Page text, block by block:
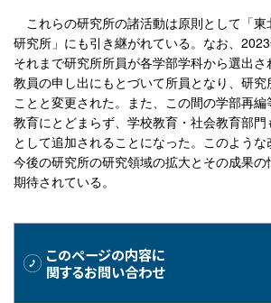
これらの研究所の諸活動は原則として「
研究所」にも引き継がれている。なお、
それまで研究所所員が各学部学科から選出
教員の申し出にもとづいて所員となり、研
ことと変更された。また、この間の学部再
教育にとどまらず、学校教育・社会教育部
として追加されることになった。このよう
今後の研究所の研究領域の拡大とその成果
期待されている。
このページの内容に
関するお問い合わせ